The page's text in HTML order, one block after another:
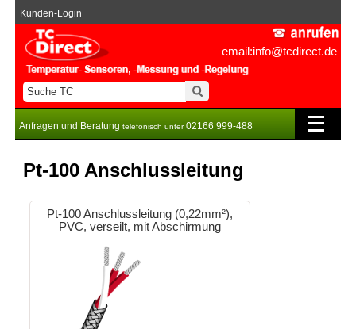
email:info@tcdirect.de
Kunden-Login
Anfragen und Beratung telefonisch unter02166 999-488
Pt-100 Anschlussleitung
Pt-100 Anschlussleitung (0,22mm²),
PVC, verseilt, mit Abschirmung